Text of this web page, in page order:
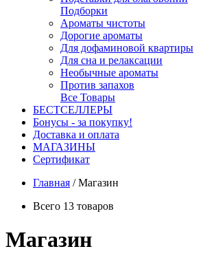
Подборки
Ароматы чистоты
Дорогие ароматы
Для дофаминовой квартиры
Для сна и релаксации
Необычные ароматы
Против запахов
Все Товары
БЕСТСЕЛЛЕРЫ
Бонусы - за покупку!
Доставка и оплата
МАГАЗИНЫ
Cертификат
Главная /Магазин
Всего 13 товаров
Магазин